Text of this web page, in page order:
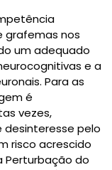
grafemas nos
um adequado
e a
Para as
é
vezes,
pelo
risco acrescido
Perturbação do